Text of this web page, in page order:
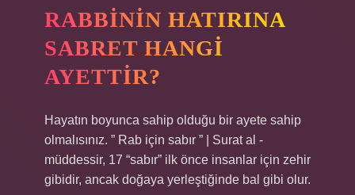
RABBININ HATIRINA
SABRET HANGI
AYETTIR?
Hayatın boyunca sahip olduğu bir ayete sahip
olmalısınız. ” Rab için sabır ” | Surat al -
müddessir, 17 “sabır” ilk önce insanlar için zehir
gibidir, ancak doğaya yerleştiğinde bal gibi olur.